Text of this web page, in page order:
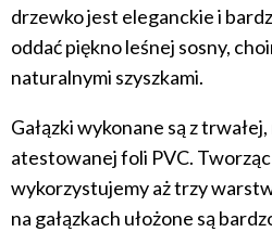
drzewko jest eleganckie i
oddać piękno leśnej sosny,
naturalnymi szyszkami.
Gałązki wykonane są z
atestowanej foli PVC.
wykorzystujemy aż trzy
na gałązkach ułożone są